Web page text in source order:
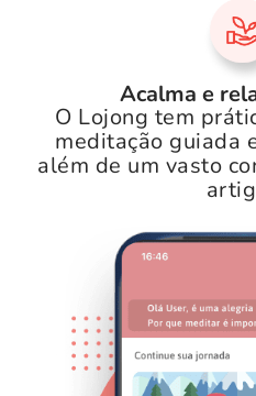
Acalma e
O Lojong tem
meditação guiada
além de um vasto